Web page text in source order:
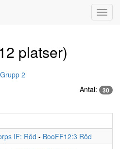
platser)
Grupp 2
Antal:
30
IF: Röd - BooFF12:3 Röd